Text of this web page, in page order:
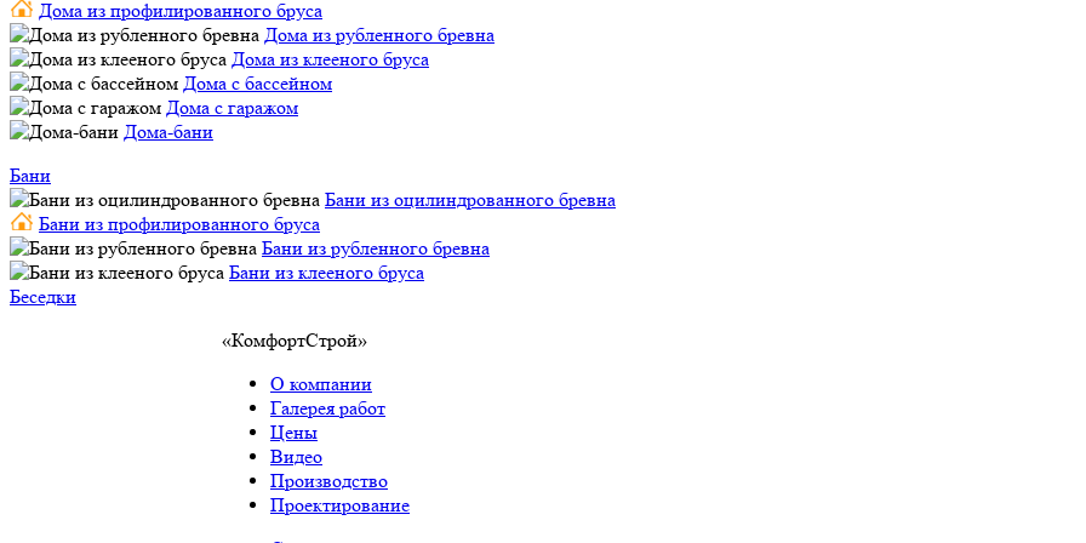
Дома из профилированного бруса
Дома из рубленного бревна
Дома из клееного бруса
Дома с бассейном
Дома с гаражом
Дома-бани
Бани
Бани из оцилиндрованного бревна
Бани из профилированного бруса
Бани из рубленного бревна
Бани из клееного бруса
Беседки
«КомфортСтрой»
О компании
Галерея работ
Цены
Видео
Производство
Проектирование